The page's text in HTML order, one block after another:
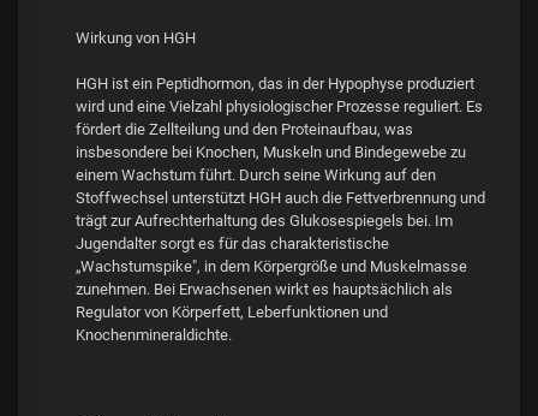
Wirkung von HGH
HGH ist ein Peptidhormon, das in der Hypophyse produziert
wird und eine Vielzahl physiologischer Prozesse reguliert. Es
fördert die Zellteilung und den Proteinaufbau, was
insbesondere bei Knochen, Muskeln und Bindegewebe zu
einem Wachstum führt. Durch seine Wirkung auf den
Stoffwechsel unterstützt HGH auch die Fettverbrennung und
trägt zur Aufrechterhaltung des Glukosespiegels bei. Im
Jugendalter sorgt es für das charakteristische
„Wachstumspike", in dem Körpergröße und Muskelmasse
zunehmen. Bei Erwachsenen wirkt es hauptsächlich als
Regulator von Körperfett, Leberfunktionen und
Knochenmineraldichte.